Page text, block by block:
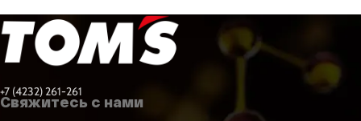
+7 (4232) 261-261
Свяжитесь с нами